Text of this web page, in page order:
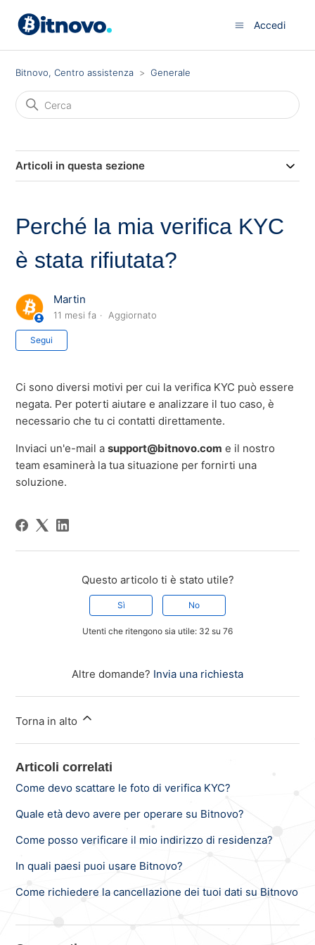
Accedi
Bitnovo, Centro assistenza Generale
Articoli in questa sezione
Perché la mia verifica KYC
è stata rifiutata?
Martin
11 mesi fa Aggiornato
Segui
Ci sono diversi motivi per cui la verifica KYC può essere
negata. Per poterti aiutare e analizzare il tuo caso, è
necessario che tu ci contatti direttamente.
Inviaci un'e-mail asupport@bitnovo.com e il nostro
team esaminerà la tua situazione per fornirti una
soluzione.
Questo articolo ti è stato utile?
Sì No
Utenti che ritengono sia utile: 32 su 76
Altre domande? Invia una richiesta
Torna in alto
Articoli correlati
Come devo scattare le foto di verifica KYC?
Quale età devo avere per operare su Bitnovo?
Come posso verificare il mio indirizzo di residenza?
In quali paesi puoi usare Bitnovo?
Come richiedere la cancellazione dei tuoi dati su Bitnovo